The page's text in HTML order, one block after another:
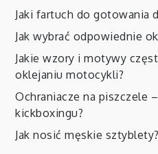
Jaki fartuch do gotowania
Jak wybrać odpowiednie
Jakie wzory i motywy
oklejaniu motocykli?
Ochraniacze na piszczele
kickboxingu?
Jak nosić męskie sztyblety?